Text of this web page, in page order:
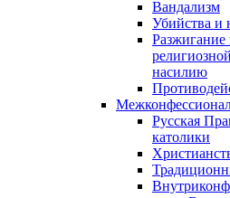
Вандализм
Убийства и
насилию
Русская
католики